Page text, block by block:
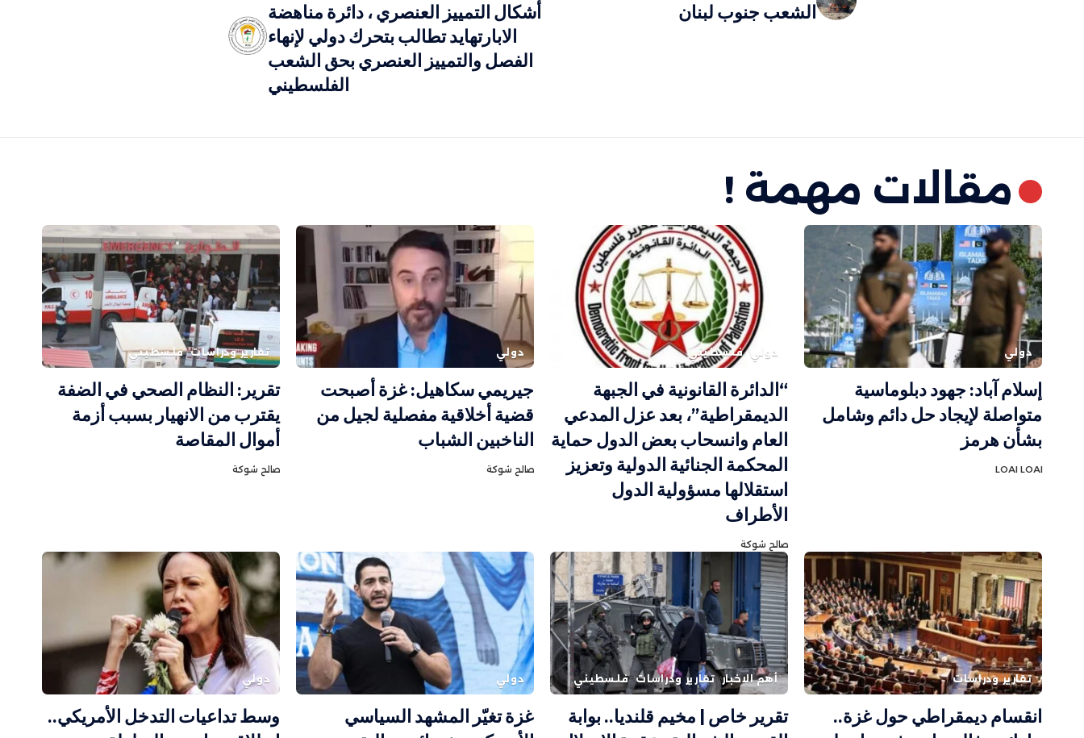
الشعب جنوب لبنان
أشكال التمييز العنصري ، دائرة مناهضة
الابارتهايد تطالب بتحرك دولي لإنهاء
الفصل والتمييز العنصري بحق الشعب
الفلسطيني
مقالات مهمة !
دولي
إسلام آباد: جهود دبلوماسية
متواصلة لإيجاد حل دائم وشامل
بشأن هرمز
LOAI LOAI
دولي فلسطيني
“الدائرة القانونية في الجبهة
الديمقراطية”، بعد عزل المدعي
العام وانسحاب بعض الدول حماية
المحكمة الجنائية الدولية وتعزيز
استقلالها مسؤولية الدول
الأطراف
صالح شوكة
دولي
جيريمي سكاهيل: غزة أصبحت
قضية أخلاقية مفصلية لجيل من
الناخبين الشباب
صالح شوكة
تقارير ودراسات فلسطيني
تقرير: النظام الصحي في الضفة
يقترب من الانهيار بسبب أزمة
أموال المقاصة
صالح شوكة
تقارير ودراسات
انقسام ديمقراطي حول غزة..
أهم الاخبار تقارير ودراسات فلسطيني
تقرير خاص | مخيم قلنديا.. بوابة
دولي
غزة تغيّر المشهد السياسي
دولي
وسط تداعيات التدخل الأمريكي..